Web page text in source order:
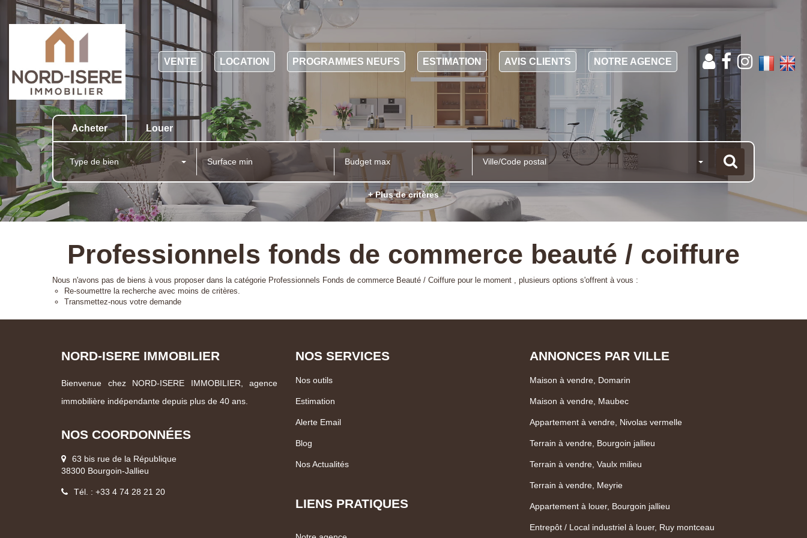
VENTE LOCATION PROGRAMMES NEUFS ESTIMATION AVIS CLIENTS NOTRE AGENCE
Acheter Louer
Type de bien Ville/Code postal
+ Plus de critères
Professionnels fonds de commerce beauté / coiffure
Nous n'avons pas de biens à vous proposer dans la catégorie Professionnels Fonds de commerce Beauté / Coiffure pour le moment , plusieurs options s'offrent à vous :
Re-soumettre la recherche avec moins de critères.
Transmettez-nous votre demande
NORD-ISERE IMMOBILIER
Bienvenue chez NORD-ISERE IMMOBILIER, agence
immobilière indépendante depuis plus de 40 ans.
NOS COORDONNÉES
63 bis rue de la République
38300 Bourgoin-Jallieu
Tél. : +33 4 74 28 21 20
NOS SERVICES
Nos outils
Estimation
Alerte Email
Blog
Nos Actualités
LIENS PRATIQUES
ANNONCES PAR VILLE
Maison à vendre, Domarin
Maison à vendre, Maubec
Appartement à vendre, Nivolas vermelle
Terrain à vendre, Bourgoin jallieu
Terrain à vendre, Vaulx milieu
Terrain à vendre, Meyrie
Appartement à louer, Bourgoin jallieu
Entrepôt / Local industriel à louer, Ruy montceau